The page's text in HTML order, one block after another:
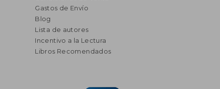
Gastos de Envío
Blog
Lista de autores
Incentivo a la Lectura
Libros Recomendados